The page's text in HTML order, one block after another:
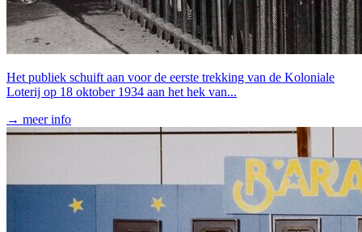
Het publiek schuift aan voor de eerste trekking van de Koloniale
Loterij op 18 oktober 1934 aan het hek van...
→ meer info